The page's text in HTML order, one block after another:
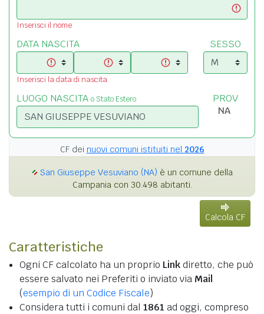
Inserisci il nome
DATA NASCITA
Inserisci la data di nascita
SESSO
LUOGO NASCITA o Stato Estero PROV
CF dei nuovi comuni istituiti nel 2026
San Giuseppe Vesuviano (NA) è un comune della
Campania con 30.498 abitanti.
Calcola CF
Caratteristiche
Ogni CF calcolato ha un proprio Linkdiretto, che può
essere salvato nei Preferiti o inviato via Mail
(esempio di un Codice Fiscale)
Considera tutti i comuni dal 1861 ad oggi, compreso